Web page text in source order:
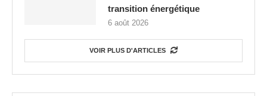
transition énergétique
6 août 2026
VOIR PLUS D'ARTICLES